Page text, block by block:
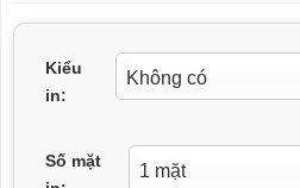
Kiểu
in:
Số mặt